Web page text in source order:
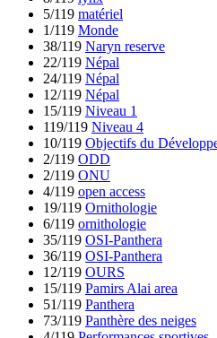
5/119 matériel
1/119 Monde
38/119 Naryn reserve
22/119 Népal
24/119 Népal
12/119 Népal
15/119 Niveau 1
119/119 Niveau 4
10/119 Objectifs du
2/119 ODD
2/119 ONU
4/119 open access
19/119 Ornithologie
6/119 ornithologie
35/119 OSI-Panthera
36/119 OSI-Panthera
12/119 OURS
15/119 Pamirs Alai area
51/119 Panthera
73/119 Panthère des neiges